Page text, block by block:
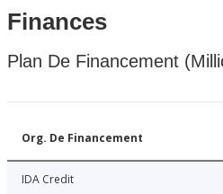
Finances
Plan De Financement
Org. De Financement
IDA Credit